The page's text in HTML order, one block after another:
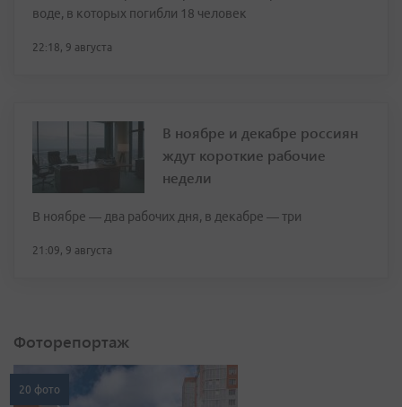
воде, в которых погибли 18 человек
22:18, 9 августа
В ноябре и декабре россиян
ждут короткие рабочие
недели
В ноябре — два рабочих дня, в декабре — три
21:09, 9 августа
Фоторепортаж
20 фото